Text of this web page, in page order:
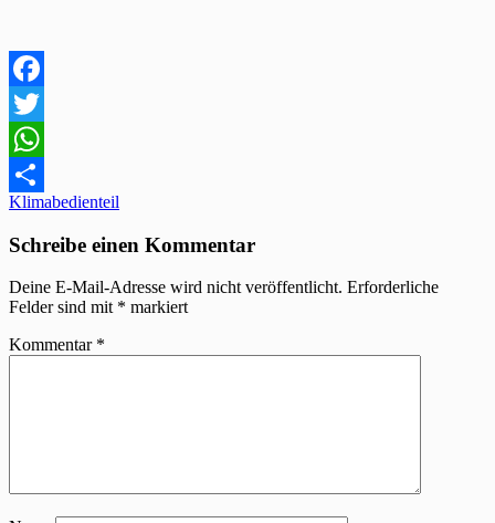
Facebook
Twitter
WhatsApp
Teilen
Beitragsnavigation
Klimabedienteil
Schreibe einen Kommentar
Deine E-Mail-Adresse wird nicht veröffentlicht. Erforderliche
Felder sind mit * markiert
Kommentar *